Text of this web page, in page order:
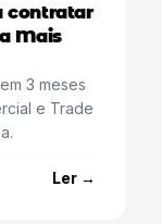
contratar
Mais
3 meses
e Trade
Ler →